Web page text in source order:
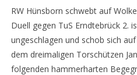
RW Hünsborn schwebt auf
Duell gegen TuS Erndtebrück 2.
ungeschlagen und schob sich
dem dreimaligen Torschützen
folgenden hammerharten